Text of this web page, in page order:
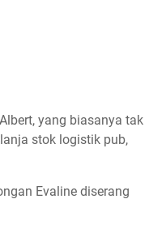
yang biasanya tak
stok logistik pub,
Evaline diserang